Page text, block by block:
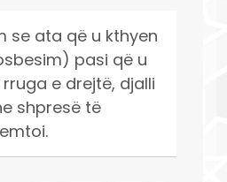
se ata që u kthyen
pasi që u
e drejtë, djalli
shpresë të